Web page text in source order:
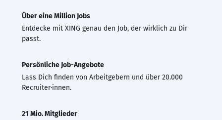
Über eine Million Jobs
Entdecke mit XING genau den Job, der wirklich zu Dir
passt.
Persönliche Job-Angebote
Lass Dich finden von Arbeitgebern und über 20.000
Recruiter·innen.
21 Mio. Mitglieder